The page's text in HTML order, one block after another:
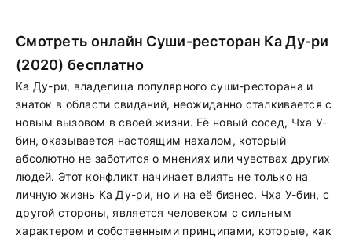
Смотреть онлайн Суши-ресторан Ка Ду-ри
(2020) бесплатно
Ка Ду-ри, владелица популярного суши-ресторана и
знаток в области свиданий, неожиданно сталкивается с
новым вызовом в своей жизни. Её новый сосед, Чха У-
бин, оказывается настоящим нахалом, который
абсолютно не заботится о мнениях или чувствах других
людей. Этот конфликт начинает влиять не только на
личную жизнь Ка Ду-ри, но и на её бизнес. Чха У-бин, с
другой стороны, является человеком с сильным
характером и собственными принципами, которые, как